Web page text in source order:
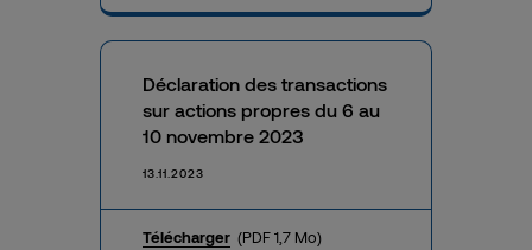
Déclaration des transactions
sur actions propres du 6 au
10 novembre 2023
13.11.2023
Télécharger (PDF 1,7 Mo)